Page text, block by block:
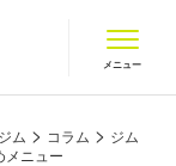
ヴェルス
メニュー
ム > コラム > ジム
メニュー